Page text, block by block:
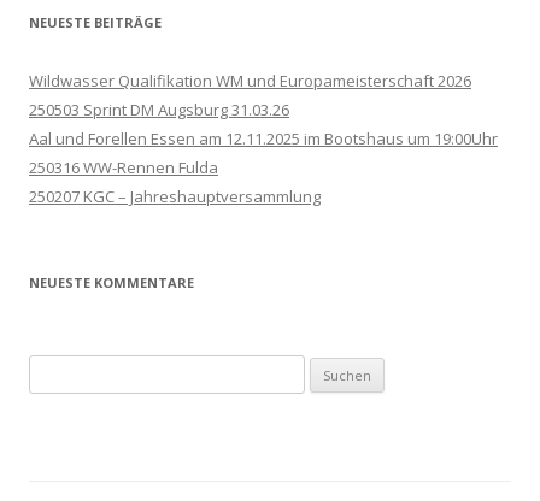
NEUESTE BEITRÄGE
Wildwasser Qualifikation WM und Europameisterschaft 2026
250503 Sprint DM Augsburg 31.03.26
Aal und Forellen Essen am 12.11.2025 im Bootshaus um 19:00Uhr
250316 WW-Rennen Fulda
250207 KGC – Jahreshauptversammlung
NEUESTE KOMMENTARE
nach: